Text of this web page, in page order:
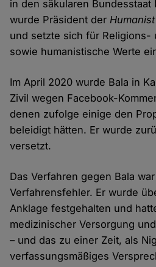
in den säkularen Bundesstaat
wurde Präsident der
und setzte sich für Religions-
sowie humanistische Werte
Im April 2020 wurde Bala in
Zivil wegen Facebook-
denen zufolge einige den
beleidigt hätten. Er wurde
versetzt.
Das Verfahren gegen Bala
Verfahrensfehler. Er wurde
Anklage festgehalten und
medizinischer Versorgung
– und das zu einer Zeit, als
verfassungsmäßiges